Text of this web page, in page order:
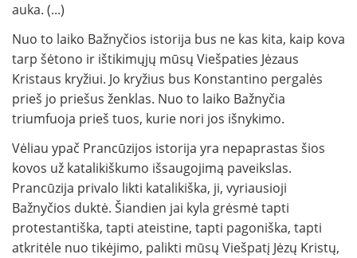
auka. (...)
Nuo to laiko Bažnyčios istorija bus ne kas kita, kaip kova
tarp šėtono ir ištikimųjų mūsų Viešpaties Jėzaus
Kristaus kryžiui. Jo kryžius bus Konstantino pergalės
prieš jo priešus ženklas. Nuo to laiko Bažnyčia
triumfuoja prieš tuos, kurie nori jos išnykimo.
Vėliau ypač Prancūzijos istorija yra nepaprastas šios
kovos už katalikiškumo išsaugojimą paveikslas.
Prancūzija privalo likti katalikiška, ji, vyriausioji
Bažnyčios duktė. Šiandien jai kyla grėsmė tapti
protestantiška, tapti ateistine, tapti pagoniška, tapti
atkritėle nuo tikėjimo, palikti mūsų Viešpatį Jėzų Kristų,